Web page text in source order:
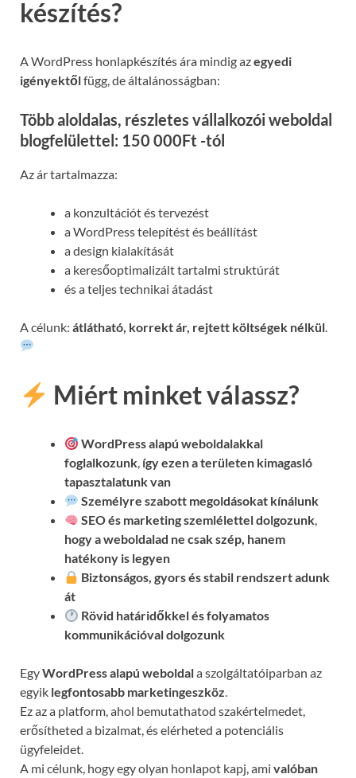
készítés?
A WordPress honlapkészítés ára mindig azegyedi
igényektőlfügg, de általánosságban:
Több aloldalas, részletes vállalkozói weboldal
blogfelülettel: 150 000Ft -tól
Az ár tartalmazza:
a konzultációt és tervezést
a WordPress telepítést és beállítást
a design kialakítását
a keresőoptimalizált tartalmi struktúrát
és a teljes technikai átadást
A célunk: átlátható, korrekt ár, rejtett költségek nélkül
Miért minket válassz?
WordPress alapú weboldalakkal
foglalkozunk, így ezen a területen kimagasló
tapasztalatunk van
Személyre szabott megoldásokat kínálunk
SEO és marketing szemlélettel dolgozunk,
hogy a weboldalad ne csak szép, hanem
hatékony is legyen
Biztonságos, gyors és stabil rendszert adunk
át
Rövid határidőkkel és folyamatos
kommunikációvaldolgozunk
EgyWordPress alapú weboldala szolgáltatóiparban az
egyik legfontosabb marketingeszköz.
Ez az a platform, ahol bemutathatod szakértelmedet,
erősítheted a bizalmat, és elérheted a potenciális
ügyfeleidet.
A mi célunk, hogy egy olyan honlapot kapj, ami valóban